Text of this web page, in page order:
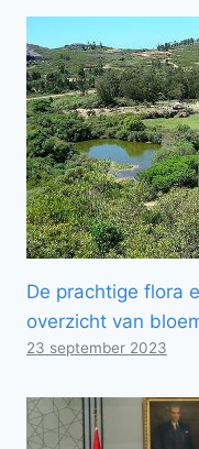
De prachtige flora
overzicht van
23 september 2023